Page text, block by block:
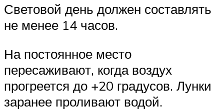
Световой день должен составлять
не менее 14 часов.
На постоянное место
пересаживают, когда воздух
прогреется до +20 градусов. Лунки
заранее проливают водой.